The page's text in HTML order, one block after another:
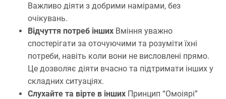
Важливо діяти з добрими намірами, без
очікувань.
Відчуття потреб інших Вміння уважно
спостерігати за оточуючими та розуміти їхні
потреби, навіть коли вони не висловлені прямо.
Це дозволяє діяти вчасно та підтримати інших у
складних ситуаціях.
Слухайте та вірте в інших Принцип “Омоіярі”